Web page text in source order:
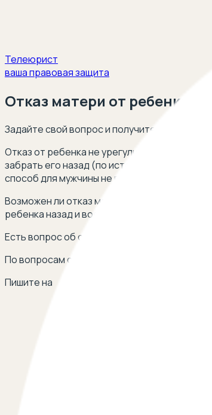
Телеюрист
ваша правовая защита
Отказ матери от ребенка
Задайте свой вопрос и получите ответ
Отказ от ребенка не урегулирован
забрать его назад (по истечении этого
способ для мужчины не выплачивать
Возможен ли отказ матери от ребенка?
ребенка назад и восстановить правовую
Есть вопрос об отказе матери от ребенка?
По вопросам сотрудничества
Пишите на